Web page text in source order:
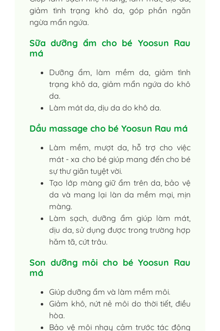
giảm tình trạng khô da, góp phần ngăn
ngừa mẩn ngứa.
Sữa dưỡng ẩm cho bé Yoosun Rau
má
Dưỡng ẩm, làm mềm da, giảm tình
trạng khô da, giảm mẩn ngứa do khô
da.
Làm mát da, dịu da do khô da.
Dầu massage cho bé Yoosun Rau má
Làm mềm, mượt da, hỗ trợ cho việc
mát - xa cho bé giúp mang đến cho bé
sự thư giãn tuyệt vời.
Tạo lớp màng giữ ẩm trên da, bảo vệ
da và mang lại làn da mềm mại, mịn
màng.
Làm sạch, dưỡng ẩm giúp làm mát,
dịu da, sử dụng được trong trường hợp
hăm tã, cứt trâu.
Son dưỡng môi cho bé Yoosun Rau
má
Giúp dưỡng ẩm và làm mềm môi.
Giảm khô, nứt nẻ môi do thời tiết, điều
hòa.
Bảo vệ môi nhạy cảm trước tác động